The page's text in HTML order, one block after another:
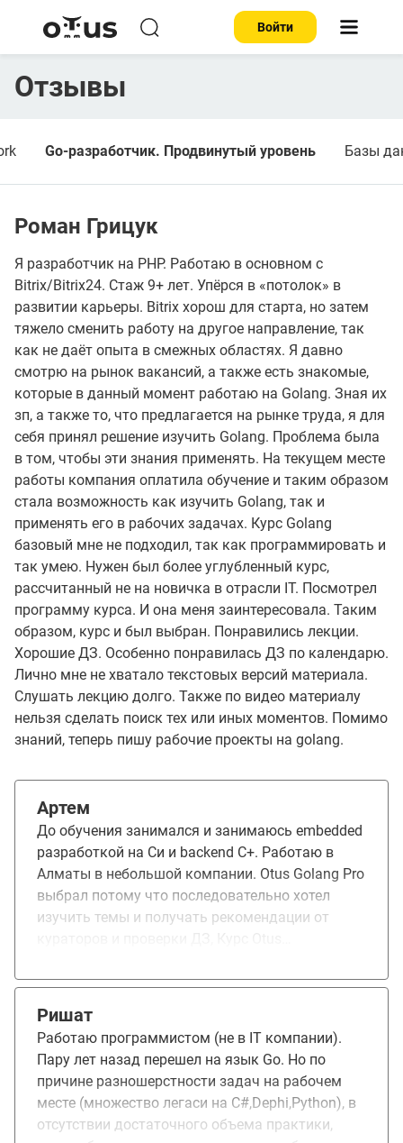
Войти
Отзывы
Go-разработчик. Продвинутый уровень Базы
Роман Грицук
Я разработчик на PHP. Работаю в основном с
Bitrix/Bitrix24. Стаж 9+ лет. Упёрся в «потолок» в
развитии карьеры. Bitrix хорош для старта, но затем
тяжело сменить работу на другое направление, так
как не даёт опыта в смежных областях. Я давно
смотрю на рынок вакансий, а также есть знакомые,
которые в данный момент работаю на Golang. Зная их
зп, а также то, что предлагается на рынке труда, я для
себя принял решение изучить Golang. Проблема была
в том, чтобы эти знания применять. На текущем месте
работы компания оплатила обучение и таким образом
стала возможность как изучить Golang, так и
применять его в рабочих задачах. Курс Golang
базовый мне не подходил, так как программировать и
так умею. Нужен был более углубленный курс,
рассчитанный не на новичка в отрасли IT. Посмотрел
программу курса. И она меня заинтересовала. Таким
образом, курс и был выбран. Понравились лекции.
Хорошие ДЗ. Особенно понравилась ДЗ по календарю.
Лично мне не хватало текстовых версий материала.
Слушать лекцию долго. Также по видео материалу
нельзя сделать поиск тех или иных моментов. Помимо
знаний, теперь пишу рабочие проекты на golang.
Артем
До обучения занимался и занимаюсь embedded
разработкой на Си и backend C+. Работаю в
Алматы в небольшой компании. Otus Golang Pro
выбрал потому что последовательно хотел
изучить темы и получать рекомендации от
разработку и смену профессии и позиции в
направлении. Обучение дает задел для
освоения востребованного стека, так как с/с++
разработка нишевая(в плохом смысле этого
слова) и низкооплачиваемая, поэтому переход
на Golang это движение вместе с индустрией и
больше возможностей по выбору работы.
Ришат
Работаю программистом (не в IT компании).
Пару лет назад перешел на язык Go. Но по
причине разношерстности задач на рабочем
месте (множество легаси на C#,Dephi,Python), в
отсутствии достаточного объема практики,